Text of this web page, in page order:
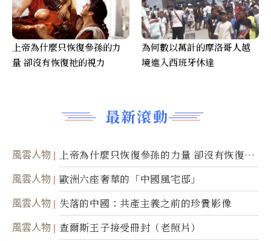
最新滾動
風雲人物
上帝為什麼只恢復參孫的力量 卻沒有恢復祂
的視力
風雲人物 歐洲六座奢華的「中國風宅邸」
風雲人物 失落的中國：共產主義之前的珍貴影像
風雲人物 查爾斯王子接受冊封（老照片）
上帝為什麼只恢復參孫的力
量 卻沒有恢復祂的視力
為何數以萬計的摩洛哥人越
境進入西班牙休達